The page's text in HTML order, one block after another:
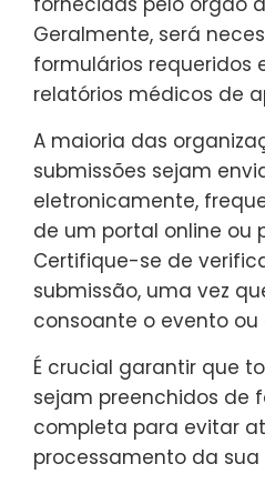
Geralmente, será
formulários requeridos
relatórios médicos de
A maioria das
submissões sejam
eletronicamente,
de um portal online ou
Certifique-se de
submissão, uma vez
consoante o evento ou
É crucial garantir que
sejam preenchidos de
completa para evitar
processamento da